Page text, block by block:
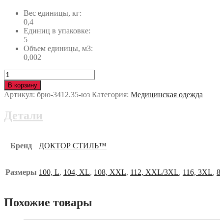
Вес единицы, кг:
0,4
Единиц в упаковке:
5
Объем единицы, м3:
0,002
Количество
Брюки
женские
NEW
брю-3412.35-
В корзину
Артикул: брю-3412.35-юз Категория: Медицинская одежда
Детали
Бренд ДОКТОР СТИЛЬ™
Размеры 100, L, 104, XL, 108, XXL, 112, XXL/3XL, 116, 3XL,
Похожие товары